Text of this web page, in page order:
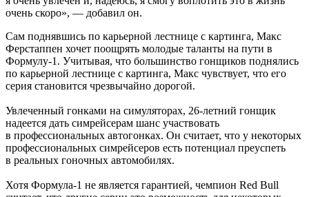
очень скоро», — добавил он.
Сам поднявшись по карьерной лестнице с картинга, Макс
Ферстаппен хочет поощрять молодые таланты на пути в
Формулу-1. Учитывая, что большинство гонщиков поднялись
по карьерной лестнице с картинга, Макс чувствует, что его
серия становится чрезвычайно дорогой.
Увлеченный гонками на симуляторах, 26-летний гонщик
надеется дать симрейсерам шанс участвовать
в профессиональных автогонках. Он считает, что у некоторых
профессиональных симрейсеров есть потенциал преуспеть
в реальных гоночных автомобилях.
Хотя Формула-1 не является гарантией, чемпион Red Bull